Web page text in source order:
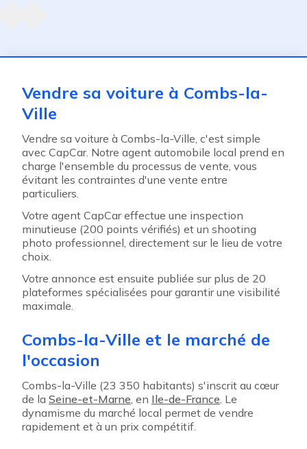
Vendre sa voiture à Combs-la-
Ville
Vendre sa voiture à Combs-la-Ville, c'est simple
avec CapCar. Notre agent automobile local prend en
charge l'ensemble du processus de vente, vous
évitant les contraintes d'une vente entre
particuliers.
Votre agent CapCar effectue une inspection
minutieuse (200 points vérifiés) et un shooting
photo professionnel, directement sur le lieu de votre
choix.
Votre annonce est ensuite publiée sur plus de 20
plateformes spécialisées pour garantir une visibilité
maximale.
Combs-la-Ville et le marché de
l'occasion
Combs-la-Ville (23 350 habitants) s'inscrit au cœur
de la Seine-et-Marne, en Ile-de-France. Le
dynamisme du marché local permet de vendre
rapidement et à un prix compétitif.